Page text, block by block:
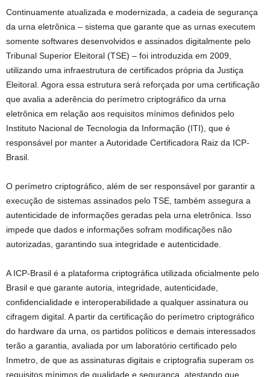
Continuamente atualizada e modernizada, a cadeia de segurança
da urna eletrônica – sistema que garante que as urnas executem
somente softwares desenvolvidos e assinados digitalmente pelo
Tribunal Superior Eleitoral (TSE) – foi introduzida em 2009,
utilizando uma infraestrutura de certificados própria da Justiça
Eleitoral. Agora essa estrutura será reforçada por uma certificação
que avalia a aderência do perímetro criptográfico da urna
eletrônica em relação aos requisitos mínimos definidos pelo
Instituto Nacional de Tecnologia da Informação (ITI), que é
responsável por manter a Autoridade Certificadora Raiz da ICP-
Brasil.
O perímetro criptográfico, além de ser responsável por garantir a
execução de sistemas assinados pelo TSE, também assegura a
autenticidade de informações geradas pela urna eletrônica. Isso
impede que dados e informações sofram modificações não
autorizadas, garantindo sua integridade e autenticidade.
A ICP-Brasil é a plataforma criptográfica utilizada oficialmente pelo
Brasil e que garante autoria, integridade, autenticidade,
confidencialidade e interoperabilidade a qualquer assinatura ou
cifragem digital. A partir da certificação do perímetro criptográfico
do hardware da urna, os partidos políticos e demais interessados
terão a garantia, avaliada por um laboratório certificado pelo
Inmetro, de que as assinaturas digitais e criptografia superam os
requisitos mínimos de qualidade e segurança, atestando que